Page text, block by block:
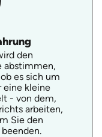
den
abstimmen,
es sich um
eine kleine
- von dem,
arbeiten,
Sie den